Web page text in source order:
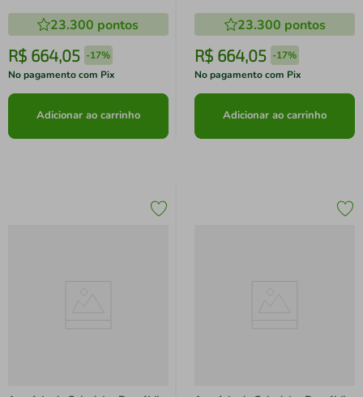
ondas - Amêndola/Nude Prime
TX
23.300 pontos
R$ 664,05 -17%
No pagamento com Pix
Adicionar ao carrinho
ondas - Amêndola/Nude Prime
TX
23.300 pontos
R$ 664,05 -17%
No pagamento com Pix
Adicionar ao carrinho